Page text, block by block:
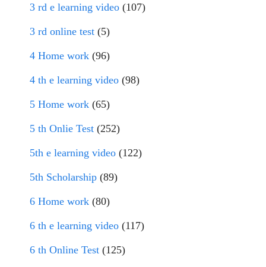
3 rd e learning video (107)
3 rd online test (5)
4 Home work (96)
4 th e learning video (98)
5 Home work (65)
5 th Onlie Test (252)
5th e learning video (122)
5th Scholarship (89)
6 Home work (80)
6 th e learning video (117)
6 th Online Test (125)